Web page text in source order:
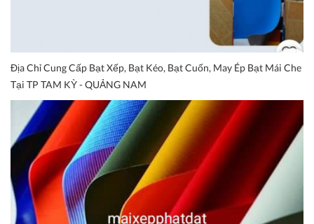
Địa Chỉ Cung Cấp Bạt Xếp, Bạt Kéo, Bạt Cuốn, May Ép Bạt Mái Che
Tại TP TAM KỲ - QUẢNG NAM